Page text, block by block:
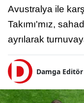
Avustralya ile
Takımı'mız,
ayrılarak
Damga Editör